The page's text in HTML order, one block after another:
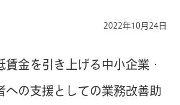
2022年10月24日
賃金を引き上げる中小企業・
への支援としての業務改善助